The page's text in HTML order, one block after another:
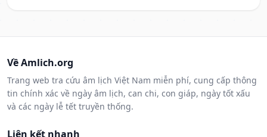
Về Amlich.org
Trang web tra cứu âm lịch Việt Nam miễn phí, cung cấp thông
tin chính xác về ngày âm lịch, can chi, con giáp, ngày tốt xấu
và các ngày lễ tết truyền thống.
Liên kết nhanh